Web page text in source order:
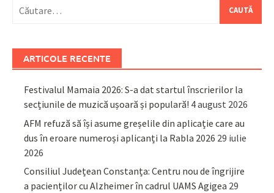
după:
ARTICOLE RECENTE
Festivalul Mamaia 2026: S-a dat startul înscrierilor la
secțiunile de muzică ușoară și populară! 4 august 2026
AFM refuză să își asume greșelile din aplicație care au
dus în eroare numeroși aplicanți la Rabla 2026 29 iulie
2026
Consiliul Județean Constanța: Centru nou de îngrijire
a pacienților cu Alzheimer în cadrul UAMS Agigea 29